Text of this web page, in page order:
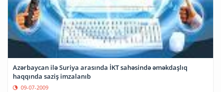
Azərbaycan ilə Suriya arasında İKT sahəsində əməkdaşlıq
haqqında saziş imzalanıb
09-07-2009